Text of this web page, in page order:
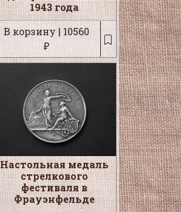
1943 года
В корзину | 10560
₽
Настольная медаль
стрелкового
фестиваля в
Фрауэнфельде